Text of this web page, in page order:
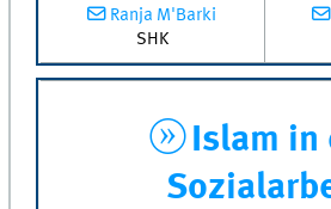
Ranja M'Barki
SHK
Islam in